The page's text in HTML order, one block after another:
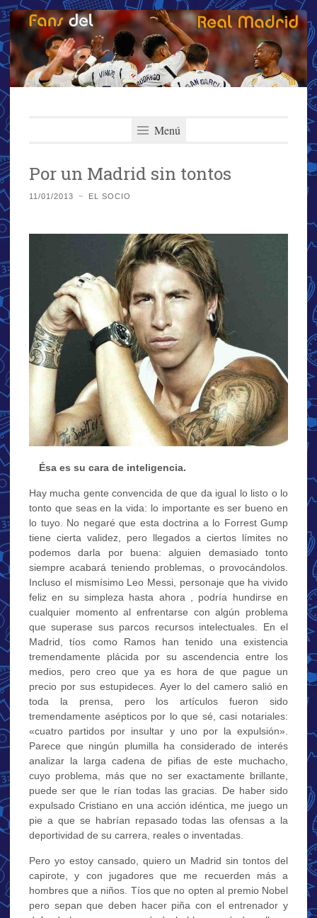
Menú
Por un Madrid sin tontos
11/01/2013 ~ EL SOCIO
Ésa es su cara de inteligencia.
Hay mucha gente convencida de que da igual lo listo o lo
tonto que seas en la vida: lo importante es ser bueno en
lo tuyo. No negaré que esta doctrina a lo Forrest Gump
tiene cierta validez, pero llegados a ciertos límites no
podemos darla por buena: alguien demasiado tonto
siempre acabará teniendo problemas, o provocándolos.
Incluso el mismísimo Leo Messi, personaje que ha vivido
feliz en su simpleza hasta ahora , podría hundirse en
cualquier momento al enfrentarse con algún problema
que superase sus parcos recursos intelectuales. En el
Madrid, tíos como Ramos han tenido una existencia
tremendamente plácida por su ascendencia entre los
medios, pero creo que ya es hora de que pague un
precio por sus estupideces. Ayer lo del camero salió en
toda la prensa, pero los artículos fueron sido
tremendamente asépticos por lo que sé, casi notariales:
«cuatro partidos por insultar y uno por la expulsión».
Parece que ningún plumilla ha considerado de interés
analizar la larga cadena de pifias de este muchacho,
cuyo problema, más que no ser exactamente brillante,
puede ser que le rían todas las gracias. De haber sido
expulsado Cristiano en una acción idéntica, me juego un
pie a que se habrían repasado todas las ofensas a la
deportividad de su carrera, reales o inventadas.
Pero yo estoy cansado, quiero un Madrid sin tontos del
capirote, y con jugadores que me recuerden más a
hombres que a niños. Tíos que no opten al premio Nobel
pero sepan que deben hacer piña con el entrenador y